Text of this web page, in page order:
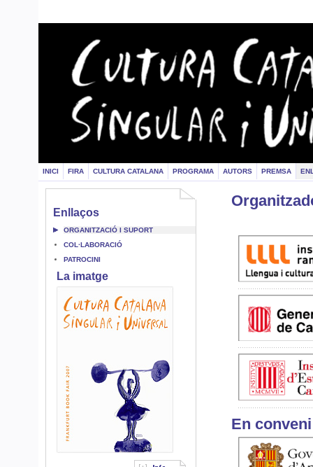
INICI FIRA CULTURA CATALANA PROGRAMA AUTORS PREMSA
Enllaços
ORGANITZACIÓ I SUPORT
COL·LABORACIÓ
PATROCINI
La imatge
En